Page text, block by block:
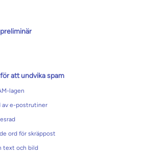
att undvika spam
lagen
av e-postrutiner
ord för skräppost
text och bild